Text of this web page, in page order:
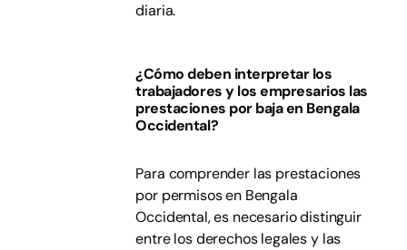
diaria.
¿Cómo deben interpretar los
trabajadores y los empresarios las
prestaciones por baja en Bengala
Occidental?
Para comprender las prestaciones
por permisos en Bengala
Occidental, es necesario distinguir
entre los derechos legales y las